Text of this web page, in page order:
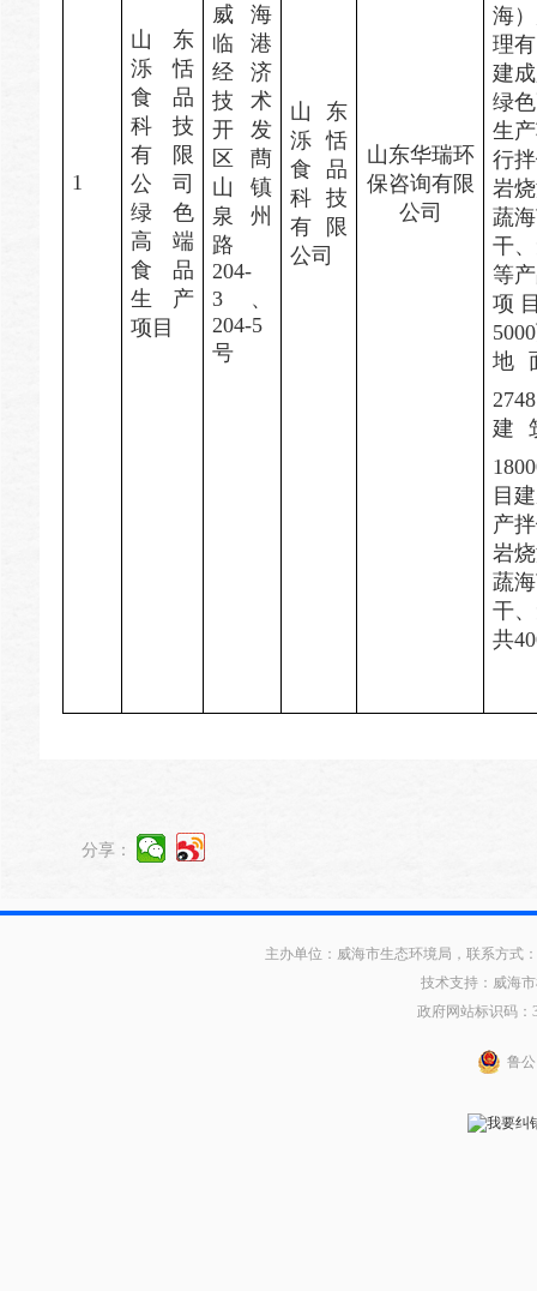
1
山东
泺恬
食品
科技
有限
公司
绿色
高端
食品
生产
项目
威海
临港
经济
技术
开发
区蔄
山镇
泉州
路
204-
3、
204-5
号
山东
泺恬
食品
科技
有限
公司
山东华瑞环
保咨询有限
公司
海
理
建
绿
生
行
岩
蔬
干
等
项
地
建
目
产
岩
蔬
干
共
分享：
主办单位：威海市生态环境局，联系方式
技术支持：威海
政府网站标识码：
鲁公